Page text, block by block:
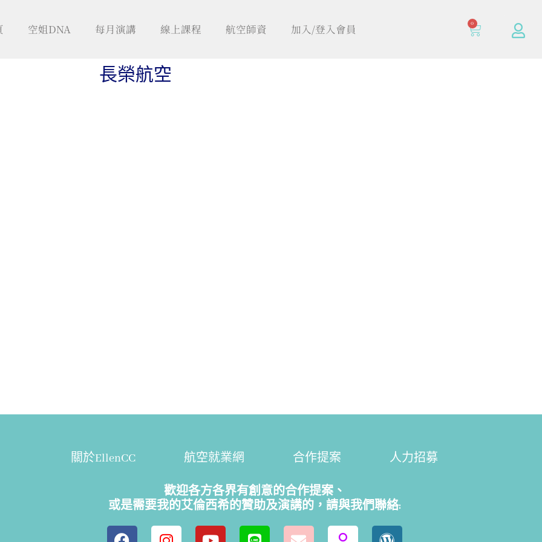
空姐DNA 每月演講 線上課程 航空師資 加入/登入會員 0
長榮航空
關於EllenCC 航空就業網 合作提案 人力招募
歡迎各方各界有創意的合作提案、
或是需要我的艾倫西希的贊助及演講的，請與我們聯絡: